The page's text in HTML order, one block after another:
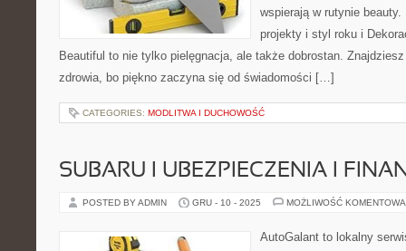
wspierają w rutynie
projekty i styl roku i
Beautiful to nie tylko pielęgnacja, ale także dobrostan.
zdrowia, bo piękno zaczyna się od świadomości […]
CATEGORIES: MODLITWA I DUCHOWOŚĆ
SUBARU I UBEZPIECZENIA I
POSTED BY ADMIN GRU - 10 - 2025 MOŻLIWOŚĆ
AutoGalant to lokalny